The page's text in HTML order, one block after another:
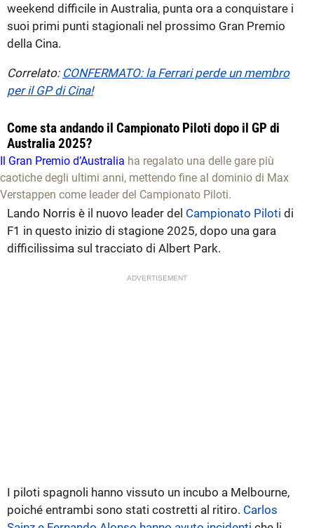
weekend difficile in Australia, punta ora a conquistare i
suoi primi punti stagionali nel prossimo Gran Premio
della Cina.
Correlato: CONFERMATO: la Ferrari perde un membro
per il GP di Cina!
Come sta andando il Campionato Piloti dopo il GP di
Australia 2025?
Il Gran Premio d’Australia ha regalato una delle gare più
caotiche degli ultimi anni, mettendo fine al dominio di Max
Verstappen come leader del Campionato Piloti.
Lando Norris è il nuovo leader del Campionato Piloti di
F1 in questo inizio di stagione 2025, dopo una gara
difficilissima sul tracciato di Albert Park.
ADVERTISEMENT
I piloti spagnoli hanno vissuto un incubo a Melbourne,
poiché entrambi sono stati costretti al ritiro. Carlos